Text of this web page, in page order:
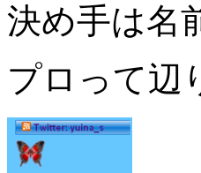
決め手は名
プロって辺